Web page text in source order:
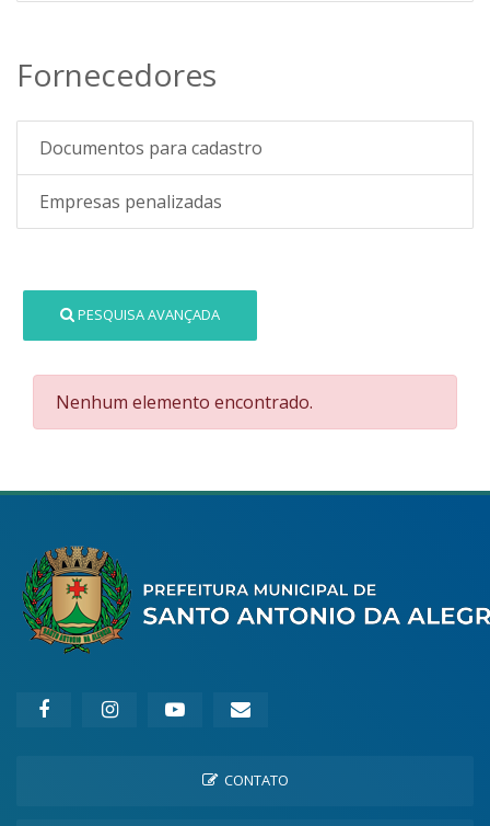
Fornecedores
Documentos para cadastro
Empresas penalizadas
PESQUISA AVANÇADA
Nenhum elemento encontrado.
CONTATO